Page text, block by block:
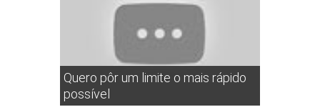
Quero pôr um limite o mais rápido
possível